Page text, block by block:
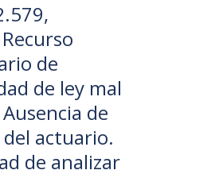
de
de ley mal
de
actuario.
de analizar